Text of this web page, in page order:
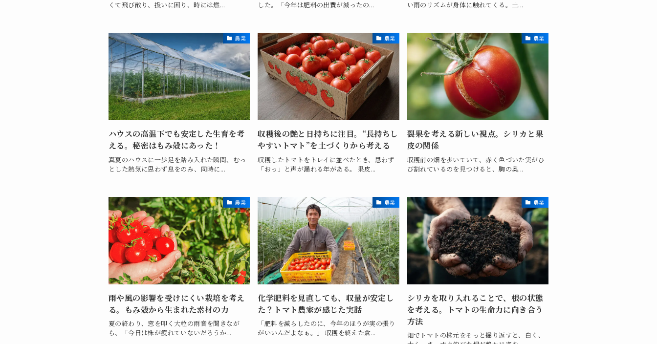
くて飛び散り、扱いに困り、時には燃...
した。「今年は肥料の出費が減ったの...
い雨のリズムが身体に触れてくる。土...
農業
ハウスの高温下でも安定した生育を考
える。秘密はもみ殻にあった！
真夏のハウスに一歩足を踏み入れた瞬間、むっ
とした熱気に思わず息をのみ、同時に...
農業
収穫後の艶と日持ちに注目。“長持ちし
やすいトマト”を土づくりから考える
収穫したトマトをトレイに並べたとき、思わず
「おっ」と声が漏れる年がある。 果皮...
農業
裂果を考える新しい視点。シリカと果
皮の関係
収穫前の畑を歩いていて、赤く色づいた実がひ
び割れているのを見つけると、胸の奥...
農業
雨や風の影響を受けにくい栽培を考え
る。もみ殻から生まれた素材の力
夏の終わり、窓を叩く大粒の雨音を聞きなが
ら、「今日は株が疲れていないだろうか...
農業
化学肥料を見直しても、収量が安定し
た？トマト農家が感じた実話
「肥料を減らしたのに、今年のほうが実の張り
がいいんだよなぁ。」 収穫を終えた倉...
農業
シリカを取り入れることで、根の状態
を考える。トマトの生命力に向き合う
方法
畑でトマトの株元をそっと掘り返すと、白く、